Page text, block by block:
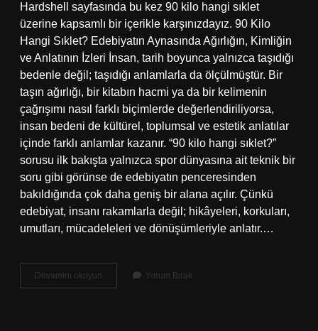
Hardshell sayfasında bu kez 90 kilo hangi sıklet
üzerine kapsamlı bir içerikle karşınızdayız. 90 Kilo
Hangi Sıklet? Edebiyatın Aynasında Ağırlığın, Kimliğin
ve Anlatının İzleri İnsan, tarih boyunca yalnızca taşıdığı
bedenle değil; taşıdığı anlamlarla da ölçülmüştür. Bir
taşın ağırlığı, bir kitabın hacmi ya da bir kelimenin
çağrışımı nasıl farklı biçimlerde değerlendiriliyorsa,
insan bedeni de kültürel, toplumsal ve estetik anlatılar
içinde farklı anlamlar kazanır. “90 kilo hangi sıklet?”
sorusu ilk bakışta yalnızca spor dünyasına ait teknik bir
soru gibi görünse de edebiyatın penceresinden
bakıldığında çok daha geniş bir alana açılır. Çünkü
edebiyat, insanı rakamlarla değil; hikâyeleri, korkuları,
umutları, mücadeleleri ve dönüşümleriyle anlatır.…
Devamını okuyun
kilo
Yorum Bırak